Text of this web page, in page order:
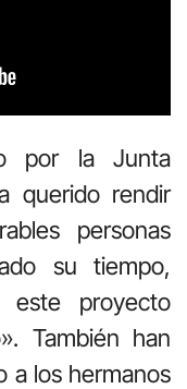
por la Junta
querido rendir
personas
su tiempo,
proyecto
También han
a los hermanos